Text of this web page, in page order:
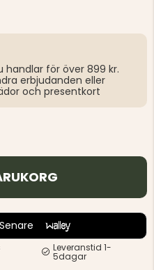
handlar för över 899 kr.
erbjudanden eller
och presentkort
Leveranstid 1-
5dagar